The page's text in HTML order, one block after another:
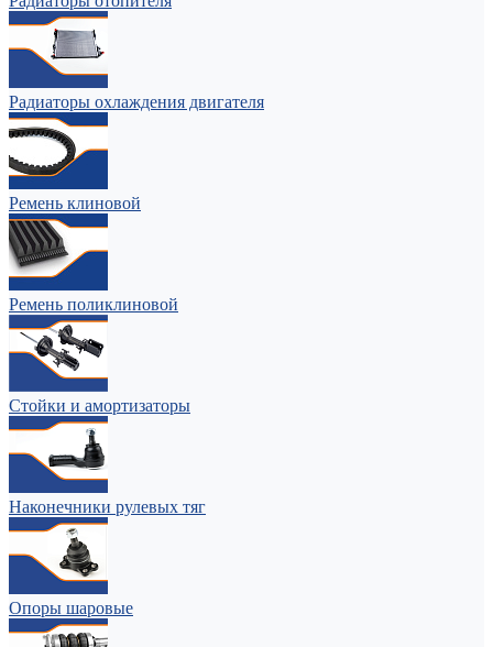
Радиаторы охлаждения двигателя
Ремень клиновой
Ремень поликлиновой
Стойки и амортизаторы
Наконечники рулевых тяг
Опоры шаровые